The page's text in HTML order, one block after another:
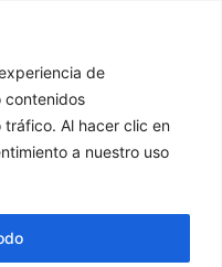
de
contenidos
Al hacer clic en
a nuestro uso